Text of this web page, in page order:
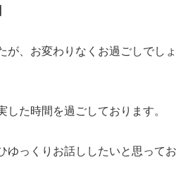
が、お変わりなくお過ごしでしょ
した時間を過ごしております。
ゆっくりお話ししたいと思ってお